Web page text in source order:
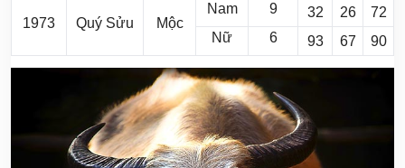
1973 Quý Sửu Mộc
Nam 9 32 26
72
Nữ
6 93 67 90